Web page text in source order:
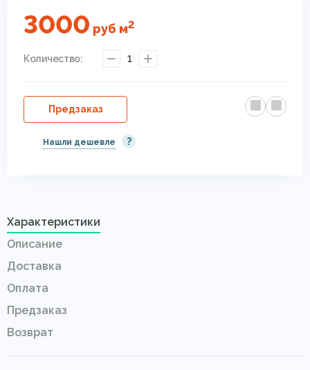
3000 руб м2
Количество: 1
Предзаказ
Нашли дешевле ?
Характеристики
Описание
Доставка
Оплата
Предзаказ
Возврат